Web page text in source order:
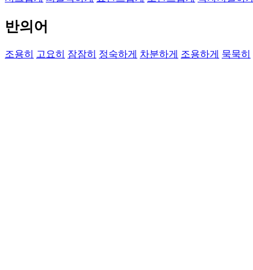
반의어
조용히 고요히 잠잠히 정숙하게 차분하게 조용하게 묵묵히